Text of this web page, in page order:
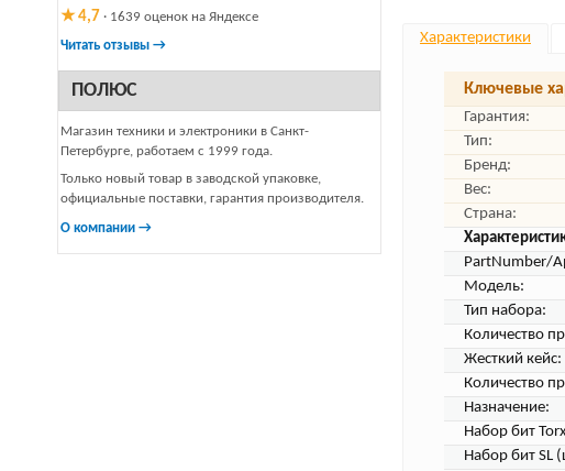
★ 4,7 · 1639 оценок на Яндексе
Читать отзывы →
ПОЛЮС
Магазин техники и электроники в Санкт-
Петербурге, работаем с 1999 года.
Только новый товар в заводской упаковке,
официальные поставки, гарантия производителя.
О компании →
Характеристики
Ключевые
Гарантия:
Тип:
Бренд:
Вес:
Страна:
PartNumber/
Модель:
Тип набора:
Количество
Жесткий кейс:
Количество
Назначение:
Набор бит
Набор бит SL